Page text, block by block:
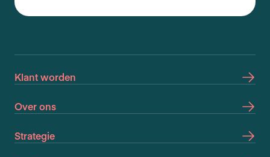
Klant worden
Over ons
Strategie